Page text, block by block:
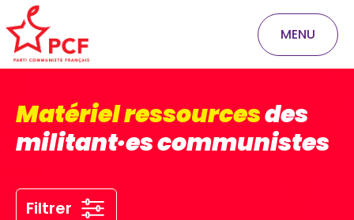
MENU
Matériel ressourcesdes
militant·es communistes
Filtrer